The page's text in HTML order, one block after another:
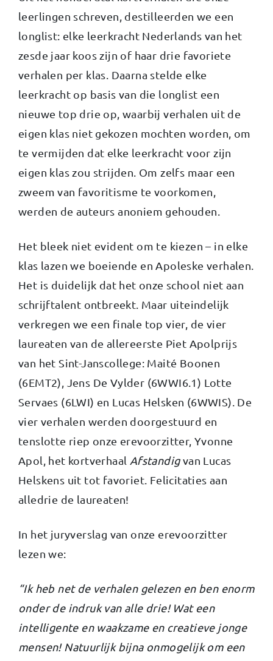
leerlingen schreven, destilleerden we een
longlist: elke leerkracht Nederlands van het
zesde jaar koos zijn of haar drie favoriete
verhalen per klas. Daarna stelde elke
leerkracht op basis van die longlist een
nieuwe top drie op, waarbij verhalen uit de
eigen klas niet gekozen mochten worden, om
te vermijden dat elke leerkracht voor zijn
eigen klas zou strijden. Om zelfs maar een
zweem van favoritisme te voorkomen,
werden de auteurs anoniem gehouden.
Het bleek niet evident om te kiezen – in elke
klas lazen we boeiende en Apoleske verhalen.
Het is duidelijk dat het onze school niet aan
schrijftalent ontbreekt. Maar uiteindelijk
verkregen we een finale top vier, de vier
laureaten van de allereerste Piet Apolprijs
van het Sint-Janscollege: Maité Boonen
(6EMT2), Jens De Vylder (6WWI6.1) Lotte
Servaes (6LWI) en Lucas Helsken (6WWIS). De
vier verhalen werden doorgestuurd en
tenslotte riep onze erevoorzitter, Yvonne
Apol, het kortverhaal Afstandigvan Lucas
Helskens uit tot favoriet. Felicitaties aan
alledrie de laureaten!
In het juryverslag van onze erevoorzitter
lezen we:
“Ik heb net de verhalen gelezen en ben enorm
onder de indruk van alle drie! Wat een
intelligente en waakzame en creatieve jonge
mensen! Natuurlijk bijna onmogelijk om een